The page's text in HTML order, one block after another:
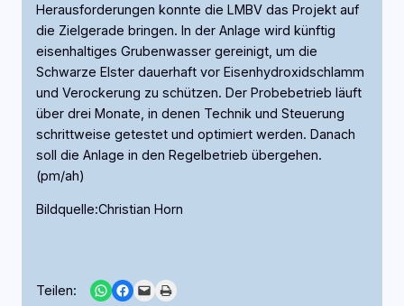
Herausforderungen konnte die LMBV das Projekt auf
die Zielgerade bringen. In der Anlage wird künftig
eisenhaltiges Grubenwasser gereinigt, um die
Schwarze Elster dauerhaft vor Eisenhydroxidschlamm
und Verockerung zu schützen. Der Probebetrieb läuft
über drei Monate, in denen Technik und Steuerung
schrittweise getestet und optimiert werden. Danach
soll die Anlage in den Regelbetrieb übergehen.
(pm/ah)
Bildquelle:Christian Horn
Teilen: Share on WhatsApp
Share on Facebook
Email this PagePrint this Page